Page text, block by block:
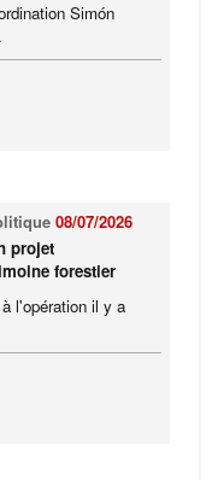
Simón
08/07/2026
projet
forestier
l'opération il y a